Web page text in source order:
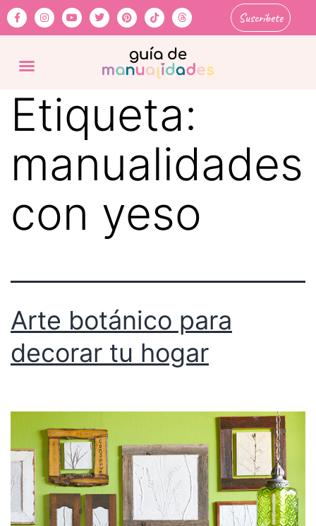
Suscríbete
Etiqueta:
manualidades
con yeso
Arte botánico para
decorar tu hogar